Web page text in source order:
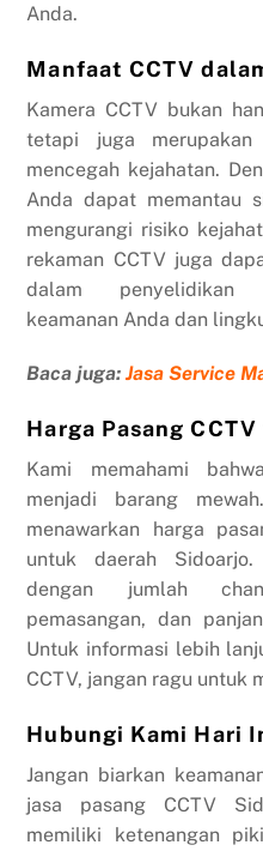
Anda.
Manfaat CCTV
Kamera CCTV bukan
tetapi juga
mencegah kejahatan.
Anda dapat memantau
mengurangi risiko
rekaman CCTV juga
dalam penyelidikan
keamanan Anda dan
Baca juga:Jasa Service
Harga Pasang
Kami memahami
menjadi barang
menawarkan harga
untuk daerah
dengan jumlah
pemasangan, dan
Untuk informasi lebih
CCTV, jangan ragu untuk
Hubungi Kami Hari
Jangan biarkan
jasa pasang CCTV
memiliki ketenangan